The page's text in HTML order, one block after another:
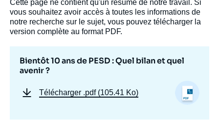
Cette page ne contient qu'un résumé de notre travail. Si
vous souhaitez avoir accès à toutes les informations de
notre recherche sur le sujet, vous pouvez télécharger la
version complète au format PDF.
Bientôt 10 ans de PESD : Quel bilan et quel
avenir ?
Télécharger .pdf (105.41 Ko)